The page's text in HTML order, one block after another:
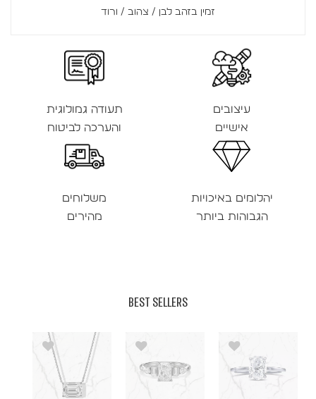
זמין בזהב לבן / צהוב / ורוד
עיצובים
אישיים
תעודה גמולוגית
והערכה לביטוח
יהלומים באיכויות
הגבוהות ביותר
משלוחים
מהירים
BEST SELLERS